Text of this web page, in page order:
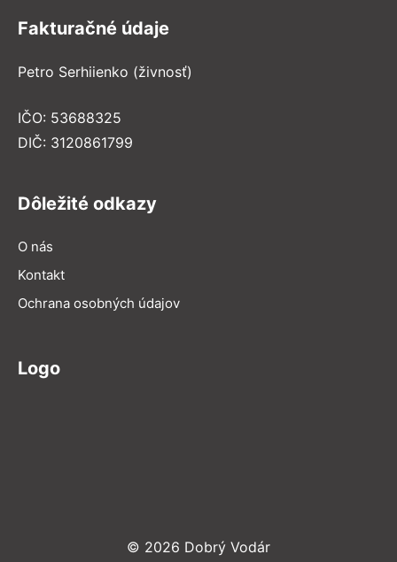
Fakturačné údaje
Petro Serhiienko (živnosť)
IČO: 53688325
DIČ: 3120861799
Dôležité odkazy
O nás
Kontakt
Ochrana osobných údajov
Logo
© 2026 Dobrý Vodár